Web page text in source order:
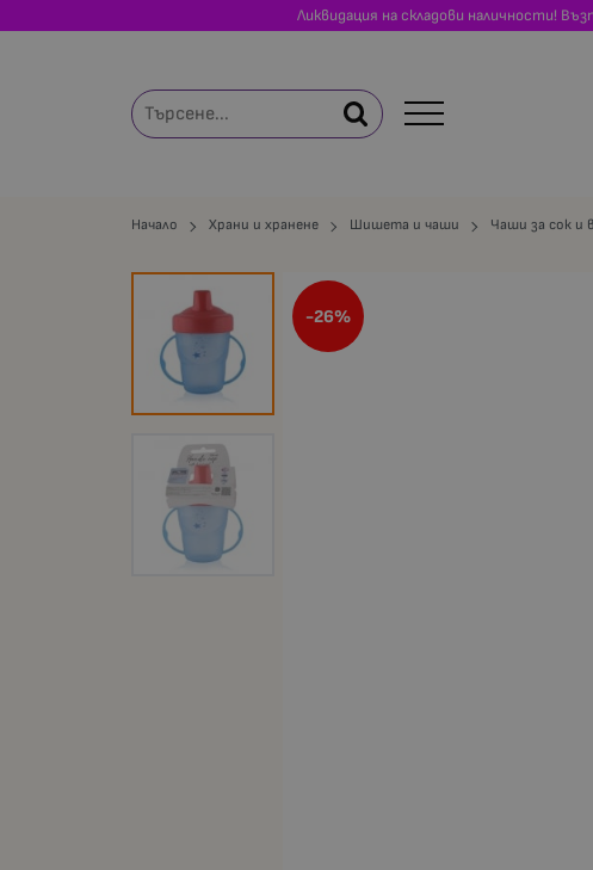
Ликвидация на складови наличности!
Начало Храни и хранене Шишета и чаши Чаши за сок и
-26%